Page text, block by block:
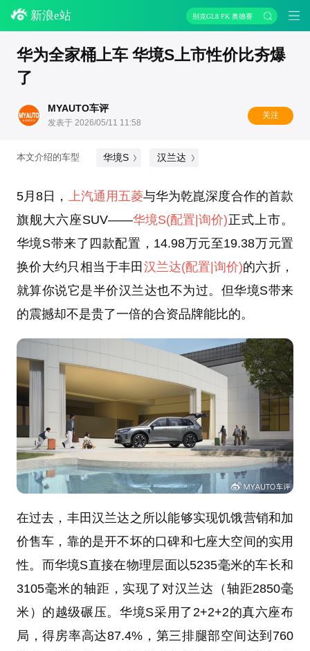
新浪e站 别克GL8 PK 奥德赛
华为全家桶上车 华境S上市性价比夯爆
了
MYAUTO车评
发表于 2026/05/11 11:58
关注
本文介绍的车型 华境S 汉兰达
5月8日， 上汽通用五菱与华为乾崑深度合作的首款
旗舰大六座SUV——华境S(配置|询价)正式上市。
华境S带来了四款配置，14.98万元至19.38万元置
换价大约只相当于丰田 汉兰达(配置|询价)的六折，
就算你说它是半价汉兰达也不为过。但华境S带来
的震撼却不是贵了一倍的合资品牌能比的。
在过去，丰田汉兰达之所以能够实现饥饿营销和加
价售车，靠的是开不坏的口碑和七座大空间的实用
性。而华境S直接在物理层面以5235毫米的车长和
3105毫米的轴距，实现了对汉兰达（轴距2850毫
米）的越级碾压。华境S采用了2+2+2的真六座布
局，得房率高达87.4%，第三排腿部空间达到760